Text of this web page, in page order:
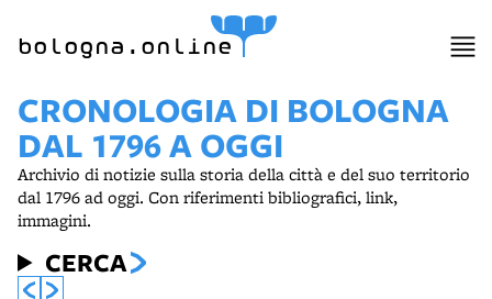
bologna.online
CRONOLOGIA DI BOLOGNA
DAL 1796 A OGGI
Archivio di notizie sulla storia della città e del suo territorio
dal 1796 ad oggi. Con riferimenti bibliografici, link,
immagini.
CERCA